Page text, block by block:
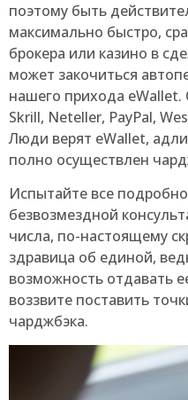
поэтому быть
максимально быстро,
брокера или казино в
может закочиться
нашего прихода
Skrill, Neteller, PayPal,
Люди верят eWallet,
полно осуществлен
Испытайте все
безвозмездной
числа, по-настоящему
здравица об единой,
возможность отдавать
воззвите поставить
чарджбэка.